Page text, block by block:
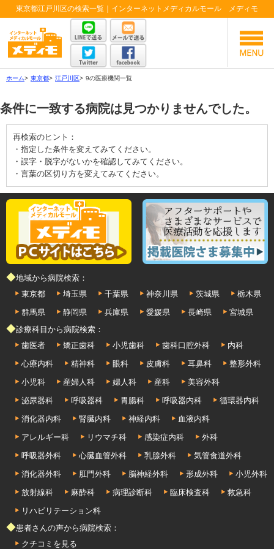
東京都江戸川区の検索一覧｜インターネットメディカルモール メディモ
ホーム> 東京都> 江戸川区> 9の医療機関一覧
条件に一致する病院は見つかりませんでした。
再検索のヒント：
・指定した条件を変えてみてください。
・誤字・脱字がないかを確認してみてください。
・言葉の区切り方を変えてみてください。
◆地域から病院検索：
東京都
埼玉県 千葉県 神奈川県 茨城県
栃木県
群馬県
静岡県 兵庫県 愛媛県 長崎県
宮城県
◆診療科目から病院検索：
歯医者
矯正歯科 小児歯科 歯科口腔外科
内科
心療内科
精神科 眼科 皮膚科 耳鼻科
整形外科
小児科
産婦人科 婦人科 産科
美容外科
泌尿器科
呼吸器科 胃腸科 呼吸器内科
循環器内科
消化器内科
腎臓内科 神経内科
血液内科
アレルギー科
リウマチ科 感染症内科
外科
呼吸器外科
心臓血管外科 乳腺外科
気管食道外科
消化器外科
肛門外科 脳神経外科 形成外科
小児外科
放射線科
麻酔科 病理診断科 臨床検査科
救急科
リハビリテーション科
◆患者さんの声から病院検索：
クチコミを見る